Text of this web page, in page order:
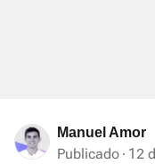
Manuel Amor
Publicado 12